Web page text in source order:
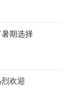
期选择
欢迎